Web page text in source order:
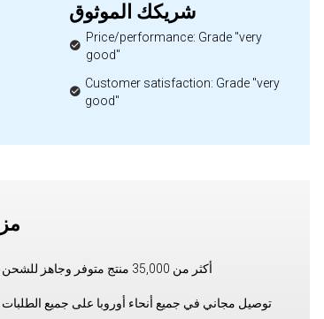
شريكك الموثوق
Price/performance: Grade "very
good"
Customer satisfaction: Grade "very
good"
أكثر من 35,000 منتج متوفر وجاهز للشحن
توصيل مجاني في جميع أنحاء أوروبا على جميع الطلبات